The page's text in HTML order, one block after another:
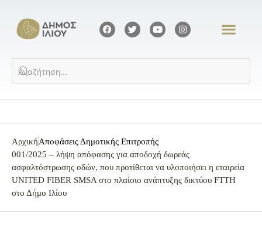
ΑρχικήΑποφάσεις Δημοτικής Επιτροπής
001/2025 – λήψη απόφασης για αποδοχή δωρεάς
ασφαλτόστρωσης οδών, που προτίθεται να υλοποιήσει η εταιρεία
UNITED FIBER SMSA στο πλαίσιο ανάπτυξης δικτύου FTTH
στο Δήμο Ιλίου